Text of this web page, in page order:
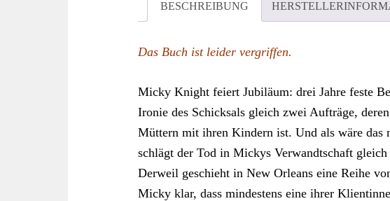
BESCHREIBUNG
Das Buch ist leider vergriffen.
Micky Knight feiert Jubiläum: drei Jahre feste
Ironie des Schicksals gleich zwei Aufträge,
Müttern mit ihren Kindern ist. Und als wäre das
schlägt der Tod in Mickys Verwandtschaft
Derweil geschieht in New Orleans eine Reihe
Micky klar, dass mindestens eine ihrer